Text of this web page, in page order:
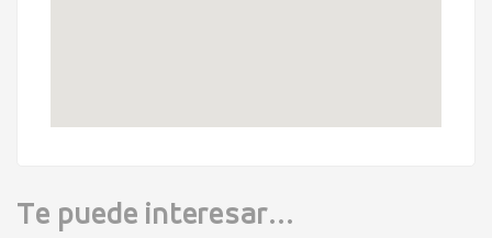
Te puede interesar...